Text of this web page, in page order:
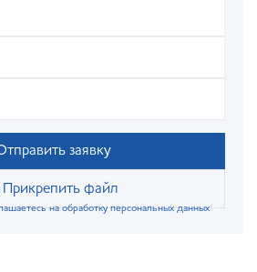
заявку
Прикрепить файл
на обработку персональных данных